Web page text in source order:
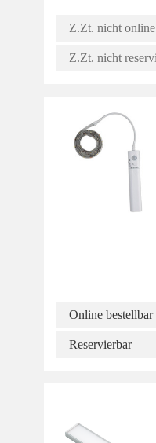
Z.Zt. nicht
Z.Zt. nicht
Online bestellbar
Reservierbar